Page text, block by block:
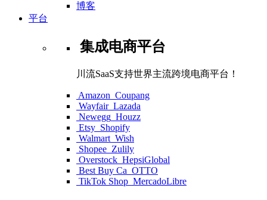
博客
平台
集成电商平台
川流SaaS支持世界主流跨境电商平台！
Amazon Coupang
Wayfair Lazada
Newegg Houzz
Etsy Shopify
Walmart Wish
Shopee Zulily
Overstock HepsiGlobal
Best Buy Ca OTTO
TikTok Shop MercadoLibre